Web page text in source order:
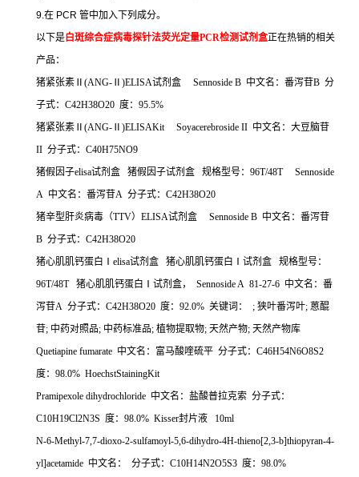
9.在 PCR 管中加入下列成分。
以下是 白斑综合症病毒探针法荧光定量PCR检测试剂盒正在热销的相关
产品：
猪紧张素Ⅱ (ANG- )ELISA试剂盒 Sennoside B 中文名：番泻苷B 分
子式： C42H38O20 度： 95.5%
猪紧张素Ⅱ (ANG- )ELISAKit Soyacerebroside II 中文名：大豆脑苷
II 分子式： C40H75NO9
猪假因子elisa试剂盒 猪假因子试剂盒 规格型号： 96T/48T Sennoside
A 中文名：番泻苷A 分子式： C42H38O20
猪辛型肝炎病毒（TTV） ELISA试剂盒 Sennoside B 中文名：番泻苷
B 分子式： C42H38O20
猪心肌肌钙蛋白Ⅰ elisa试剂盒 猪心肌肌钙蛋白Ⅰ试剂盒
规格型号：
96T/48T 猪心肌肌钙蛋白Ⅰ试剂盒， Sennoside A 81-27-6 中文名：番
泻苷A 分子式： C42H38O20 度： 92.0% 关键词： ; 狭叶番泻叶; 蒽醌
苷; 中药对照品; 中药标准品; 植物提取物; 天然产物; 天然产物库
Quetiapine fumarate 中文名：富马酸喹硫平 分子式： C46H54N6O8S2
度： 98.0% HoechstStainingKit
Pramipexole dihydrochloride 中文名：盐酸普拉克索 分子式：
C10H19Cl2N3S 度： 98.0% Kisser封片液 10ml
N-6-Methyl-7,7-dioxo-2-sulfamoyl-5,6-dihydro-4H-thieno[2,3-b]thiopyran-4-
yl]acetamide 中文名： 分子式： C10H14N2O5S3 度： 98.0%